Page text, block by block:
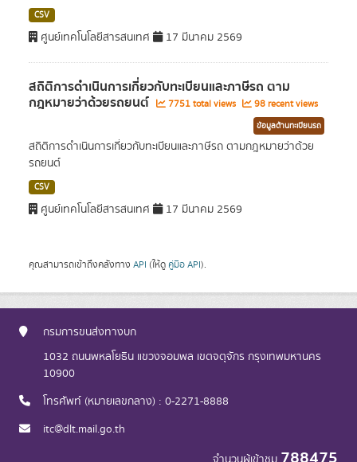
CSV
ศูนย์เทคโนโลยีสารสนเทศ 17 มีนาคม 2569
สถิติการดำเนินการเกี่ยวกับทะเบียนและภาษีรถ ตาม
กฎหมายว่าด้วยรถยนต์ 7751 total views 98 recent views
ข้อมูลด้านทะเบียนรถ
สถิติการดำเนินการเกี่ยวกับทะเบียนและภาษีรถ ตามกฎหมายว่าด้วย
รถยนต์
CSV
ศูนย์เทคโนโลยีสารสนเทศ 17 มีนาคม 2569
คุณสามารถเข้าถึงคลังทาง API (ให้ดู คู่มือ API).
กรมการขนส่งทางบก
1032 ถนนพหลโยธิน แขวงจอมพล เขตจตุจักร กรุงเทพมหานคร
10900
โทรศัพท์ (หมายเลขกลาง) : 0-2271-8888
itc@dlt.mail.go.th